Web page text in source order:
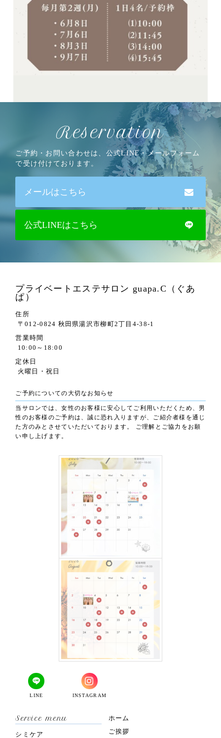
Reservation
ご予約・お問い合わせは、公式LINE・メールフォーム
で受け付けております。
メールはこちら
公式LINEはこちら
プライベートエステサロン guapa.C（ぐあ
ぱ）
住所
〒012-0824 秋田県湯沢市柳町2丁目4-38-1
営業時間
10:00～18:00
定休日
火曜日・祝日
ご予約についての大切なお知らせ
当サロンでは、女性のお客様に安心してご利用いただくため、男
性のお客様のご予約は、誠に恐れ入りますが、ご紹介者様を通じ
た方のみとさせていただいております。 ご理解とご協力をお願
い申し上げます。
LINE INSTAGRAM
Service menu
シミケア
ホーム
ご挨拶